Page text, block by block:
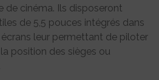
de cinéma. Ils disposeront
de 5,5 pouces intégrés dans
leur permettant de piloter
position des sièges ou